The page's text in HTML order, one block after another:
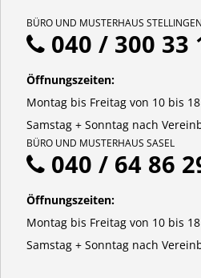
BÜRO UND MUSTERHAUS STELLINGEN
040 / 300 33
Öffnungszeiten:
Montag bis Freitag von 10 bis
Samstag + Sonntag nach
BÜRO UND MUSTERHAUS SASEL
040 / 64 86
Öffnungszeiten:
Montag bis Freitag von 10 bis
Samstag + Sonntag nach